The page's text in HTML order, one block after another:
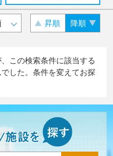
昇順 降順
この検索条件に該当する
した。条件を変えてお探